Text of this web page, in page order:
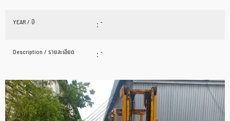
YEAR / ปี : -
Description / รายละเอียด : -